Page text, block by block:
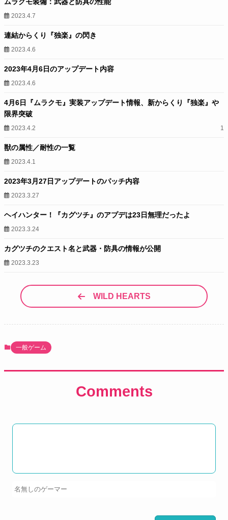
2023.4.7
連結からくり『独楽』の閃き
2023.4.6
2023年4月6日のアップデート内容
2023.4.6
4月6日『ムラクモ』実装アップデート情報、新からくり『独楽』や
限界突破
2023.4.2 1
獣の属性／耐性の一覧
2023.4.1
2023年3月27日アップデートのパッチ内容
2023.3.27
ヘイハンター！『カグツチ』のアプデは23日無理だったよ
2023.3.24
カグツチのクエスト名と武器・防具の情報が公開
2023.3.23
WILD HEARTS
一般ゲーム
Comments